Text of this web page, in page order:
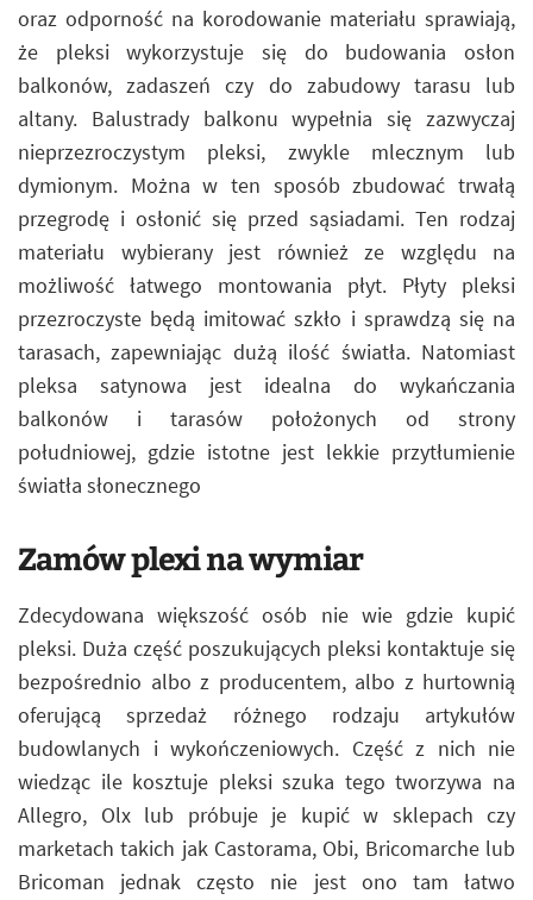
oraz odporność na korodowanie materiału sprawiają,
że pleksi wykorzystuje się do budowania osłon
balkonów, zadaszeń czy do zabudowy tarasu lub
altany. Balustrady balkonu wypełnia się zazwyczaj
nieprzezroczystym pleksi, zwykle mlecznym lub
dymionym. Można w ten sposób zbudować trwałą
przegrodę i osłonić się przed sąsiadami. Ten rodzaj
materiału wybierany jest również ze względu na
możliwość łatwego montowania płyt. Płyty pleksi
przezroczyste będą imitować szkło i sprawdzą się na
tarasach, zapewniając dużą ilość światła. Natomiast
pleksa satynowa jest idealna do wykańczania
balkonów i tarasów położonych od strony
południowej, gdzie istotne jest lekkie przytłumienie
światła słonecznego
Zamów plexi na wymiar
Zdecydowana większość osób nie wie gdzie kupić
pleksi. Duża część poszukujących pleksi kontaktuje się
bezpośrednio albo z producentem, albo z hurtownią
oferującą sprzedaż różnego rodzaju artykułów
budowlanych i wykończeniowych. Część z nich nie
wiedząc ile kosztuje pleksi szuka tego tworzywa na
Allegro, Olx lub próbuje je kupić w sklepach czy
marketach takich jak Castorama, Obi, Bricomarche lub
Bricoman jednak często nie jest ono tam łatwo